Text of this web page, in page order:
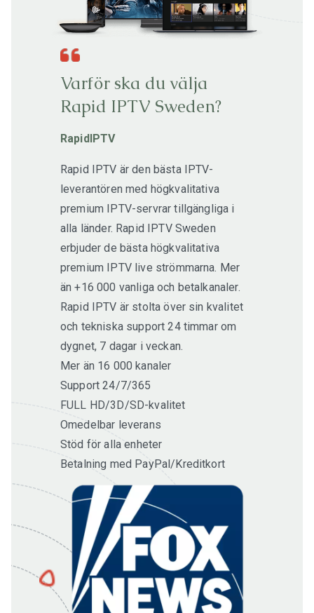
Varför ska du välja
Rapid IPTV Sweden?
RapidIPTV
Rapid IPTV är den bästa IPTV-
leverantören med högkvalitativa
premium IPTV-servrar tillgängliga i
alla länder. Rapid IPTV Sweden
erbjuder de bästa högkvalitativa
premium IPTV live strömmarna. Mer
än +16 000 vanliga och betalkanaler.
Rapid IPTV är stolta över sin kvalitet
och tekniska support 24 timmar om
dygnet, 7 dagar i veckan.
Mer än 16 000 kanaler
Support 24/7/365
FULL HD/3D/SD-kvalitet
Omedelbar leverans
Stöd för alla enheter
Betalning med PayPal/Kreditkort